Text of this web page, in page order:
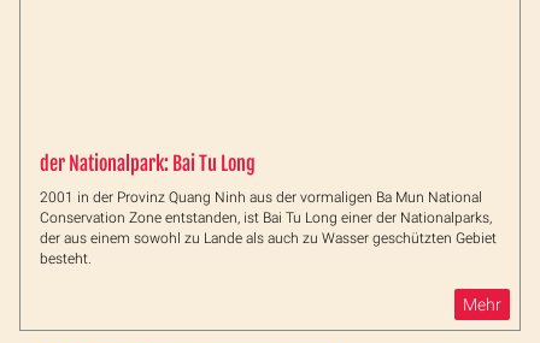
der Nationalpark: Bai Tu Long
2001 in der Provinz Quang Ninh aus der vormaligen Ba Mun National
Conservation Zone entstanden, ist Bai Tu Long einer der Nationalparks,
der aus einem sowohl zu Lande als auch zu Wasser geschützten Gebiet
besteht.
Mehr